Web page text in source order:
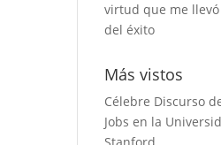
virtud que me
del éxito
Más vistos
Célebre Discurso
Jobs en la